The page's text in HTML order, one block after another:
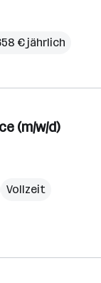
€ jährlich
(m/w/d)
Vollzeit